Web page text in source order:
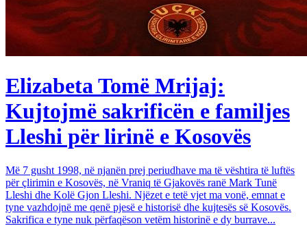
Elizabeta Tomë Mrijaj:
Kujtojmë sakrificën e familjes
Lleshi për lirinë e Kosovës
Më 7 gusht 1998, në njanën prej periudhave ma të vështira të luftës
për çlirimin e Kosovës, në Vraniq të Gjakovës ranë Mark Tunë
Lleshi dhe Kolë Gjon Lleshi. Njëzet e tetë vjet ma vonë, emnat e
tyne vazhdojnë me qenë pjesë e historisë dhe kujtesës së Kosovës.
Sakrifica e tyne nuk përfaqëson vetëm historinë e dy burrave...